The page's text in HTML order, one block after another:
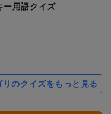
ー用語クイズ
リのクイズをもっと見る